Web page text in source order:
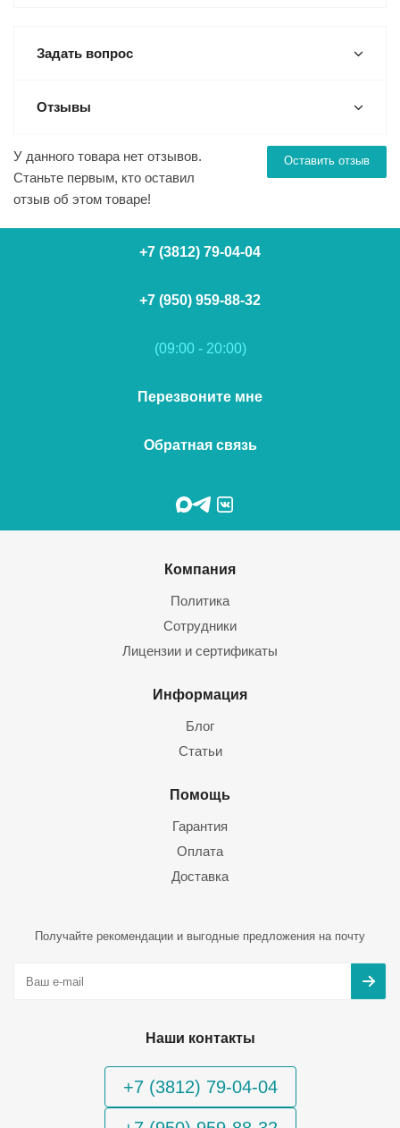
Задать вопрос
Отзывы
Оставить отзыв
У данного товара нет отзывов.
Станьте первым, кто оставил
отзыв об этом товаре!
+7 (3812) 79-04-04
+7 (950) 959-88-32
(09:00 - 20:00)
Перезвоните мне
Обратная связь
Компания
Политика
Сотрудники
Лицензии и сертификаты
Информация
Блог
Статьи
Помощь
Гарантия
Оплата
Доставка
Получайте рекомендации и выгодные предложения на почту
Наши контакты
+7 (3812) 79-04-04